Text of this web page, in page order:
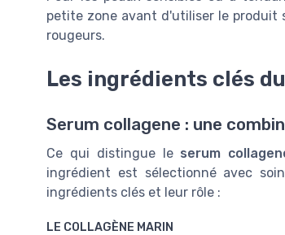
petite zone avant d'utiliser le produit
rougeurs.
Les ingrédients clés
Serum collagene : une
Ce qui distingue le serum
ingrédient est sélectionné avec
ingrédients clés et leur rôle :
LE COLLAGÈNE MARIN